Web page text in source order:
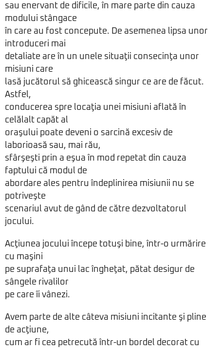
sau enervant de dificile, în mare parte din cauza
modului stângace
în care au fost concepute. De asemenea lipsa unor
introduceri mai
detaliate are în un unele situaţii consecinţa unor
misiuni care
lasă jucătorul să ghicească singur ce are de făcut.
Astfel,
conducerea spre locaţia unei misiuni aflată în
celălalt capăt al
oraşului poate deveni o sarcină excesiv de
laborioasă sau, mai rău,
sfârşeşti prin a eşua în mod repetat din cauza
faptului că modul de
abordare ales pentru îndeplinirea misiunii nu se
potriveşte
scenariul avut de gând de către dezvoltatorul
jocului.
Acţiunea jocului începe totuşi bine, într-o urmărire
cu maşini
pe suprafaţa unui lac îngheţat, pătat desigur de
sângele rivalilor
pe care îi vânezi.
Avem parte de alte câteva misiuni incitante şi pline
de acţiune,
cum ar fi cea petrecută într-un bordel decorat cu